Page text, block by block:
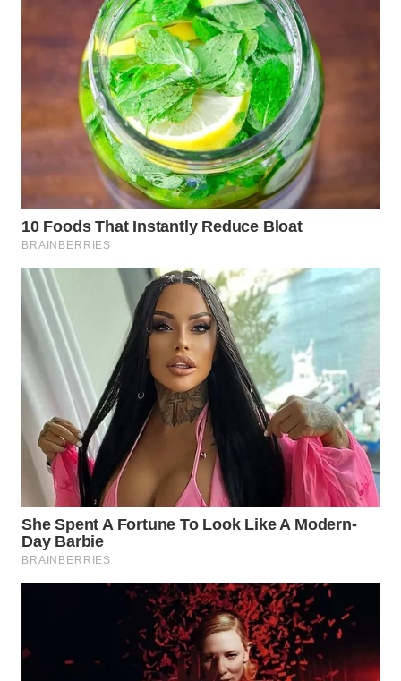
WN
INDRAMAYU
KUNINGAN
MAJALENGKA
WN
SUBANG
WN
SUKABUMI
WN
PURWAKARTA
WN
PRIANGAN
TIMUR
WN
SEMARANG
WN